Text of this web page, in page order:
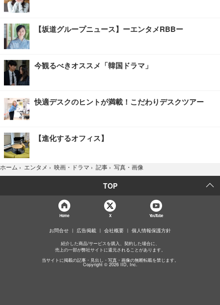
【坂道グループニュース】ーエンタメRBBー
今観るべきオススメ「韓国ドラマ」
快適デスクのヒントが満載！こだわりデスクツアー
【進化するオフィス】
ホーム › エンタメ › 映画・ドラマ › 記事 › 写真・画像
TOP
Home X YouTube
お問合せ 広告掲載 会社概要 個人情報保護方針
紹介した商品/サービスを購入、契約した場合に、
売上の一部が弊社サイトに還元されることがあります。
当サイトに掲載の記事・見出し・写真・画像の無断転載を禁じます。
Copyright © 2026 IID, Inc.